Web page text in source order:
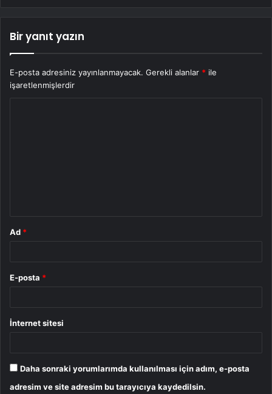
Bir yanıt yazın
E-posta adresiniz yayınlanmayacak. Gerekli alanlar * ile
işaretlenmişlerdir
Ad *
E-posta *
İnternet sitesi
Daha sonraki yorumlarımda kullanılması için adım, e-posta
adresim ve site adresim bu tarayıcıya kaydedilsin.